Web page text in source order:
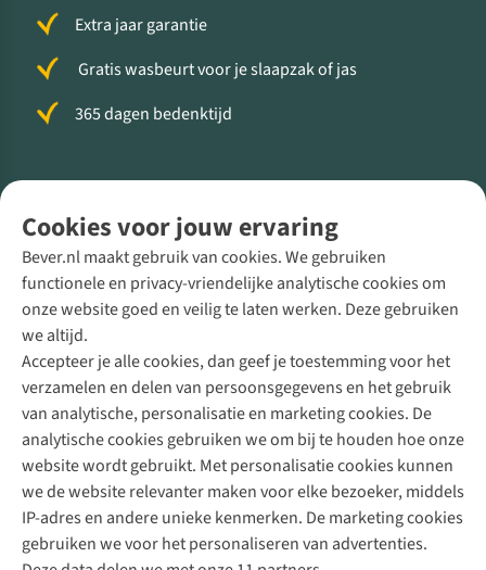
Cookies voor jouw ervaring
Bever.nl maakt gebruik van cookies. We gebruiken
functionele en privacy-vriendelijke analytische cookies om
onze website goed en veilig te laten werken. Deze gebruiken
we altijd.
Accepteer je alle cookies, dan geef je toestemming voor het
verzamelen en delen van persoonsgegevens en het gebruik
van analytische, personalisatie en marketing cookies. De
analytische cookies gebruiken we om bij te houden hoe onze
website wordt gebruikt. Met personalisatie cookies kunnen
we de website relevanter maken voor elke bezoeker, middels
IP-adres en andere unieke kenmerken. De marketing cookies
gebruiken we voor het personaliseren van advertenties.
Extra jaar garantie
Gratis wasbeurt voor je slaapzak of jas
365 dagen bedenktijd
Direct advies van een Buitenexpert
+31 (0)85 888 50 88
+31 6 12 28 49 80
Contactformulier